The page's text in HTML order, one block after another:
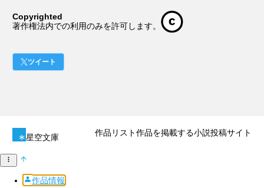
Copyrighted
著作権法内での利用のみを許可します。
ツイート
星空文庫 作品リスト作品を掲載する小説投稿サイト
作品情報